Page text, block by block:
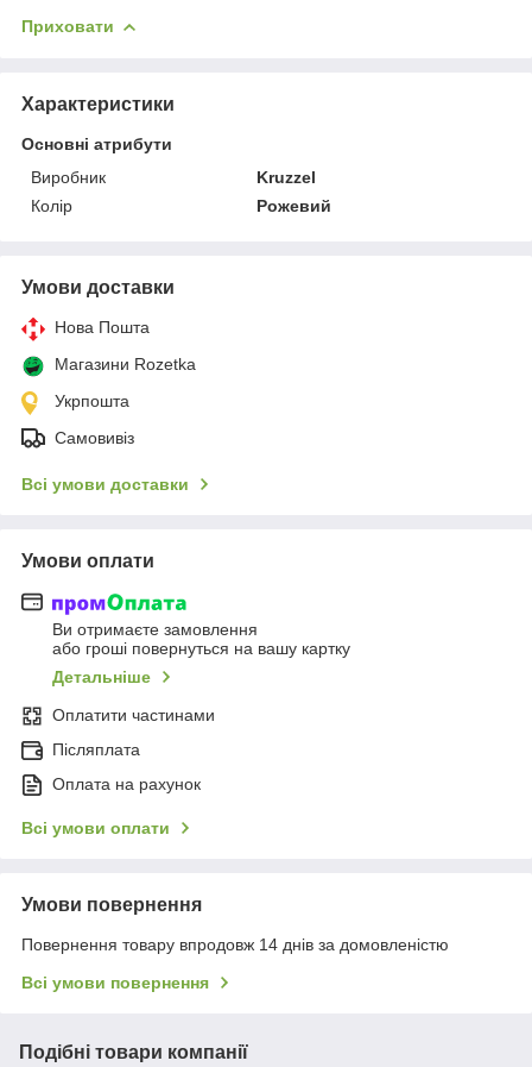
Приховати
Характеристики
Основні атрибути
Виробник
Kruzzel
Колір
Рожевий
Умови доставки
Нова Пошта
Магазини Rozetka
Укрпошта
Самовивіз
Всі умови доставки
Умови оплати
Ви отримаєте замовлення
або гроші повернуться на вашу картку
Детальніше
Оплатити частинами
Післяплата
Оплата на рахунок
Всі умови оплати
Умови повернення
Повернення товару впродовж 14 днів за домовленістю
Всі умови повернення
Подібні товари компанії